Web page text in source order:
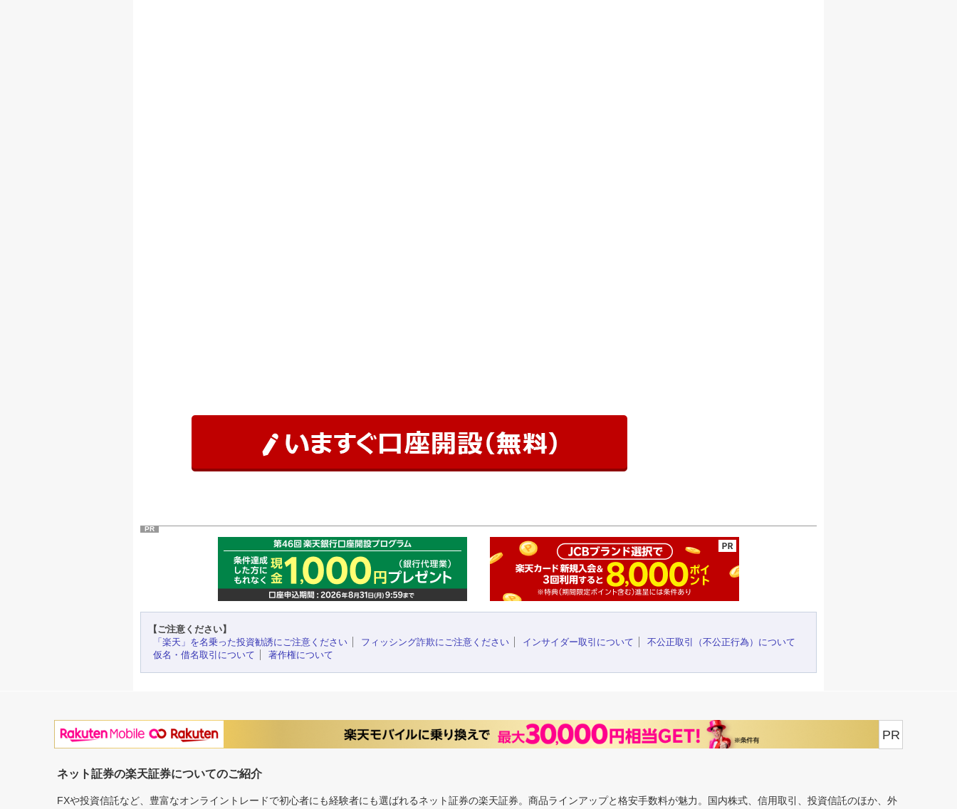
PR
【ご注意ください】
「楽天」を名乗った投資勧誘にご注意ください
フィッシング詐欺にご注意ください インサイダー取引について
不公正取引（不公正行為）について
仮名・借名取引について
著作権について
PR
ネット証券の楽天証券についてのご紹介
FXや投資信託など、豊富なオンライントレードで初心者にも経験者にも選ばれるネット証券の楽天証券。商品ラインアップと格安手数料が魅力。国内株式、信用取引、投資信託のほか、外